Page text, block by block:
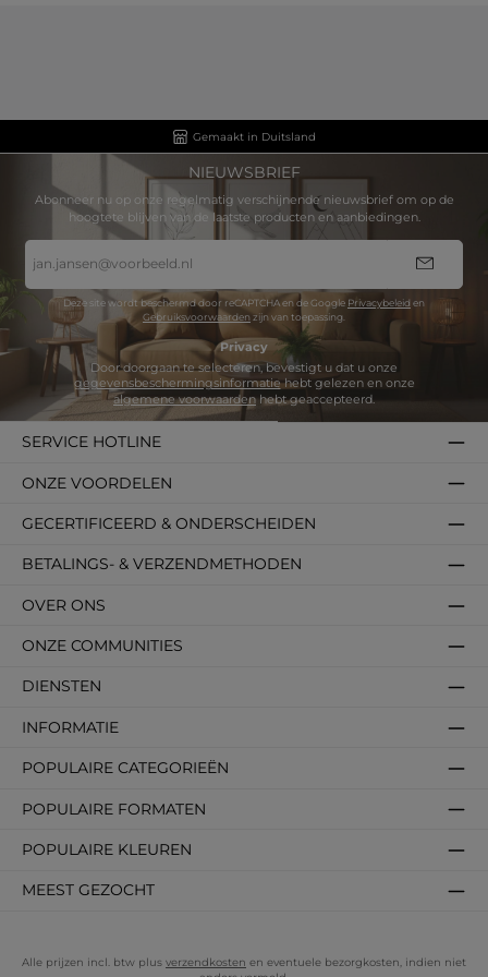
Gemaakt in Duitsland
NIEUWSBRIEF
Abonneer nu op onze regelmatig verschijnende nieuwsbrief om op de
hoogtete blijven van de laatste producten en aanbiedingen.
mailadres
*
Deze site wordt beschermd door reCAPTCHA en de Google Privacybeleid en
Gebruiksvoorwaarden zijn van toepassing.
Privacy
gegevensbeschermingsinformatie
algemene voorwaardenhebt geaccepteerd.
SERVICE HOTLINE
DIENSTEN
INFORMATIE
POPULAIRE CATEGORIEËN
POPULAIRE FORMATEN
POPULAIRE KLEUREN
MEEST GEZOCHT
BETALINGS- & VERZENDMETHODEN
OVER ONS
GECERTIFICEERD & ONDERSCHEIDEN
ONZE VOORDELEN
ONZE COMMUNITIES
Alle prijzen incl. btw plus verzendkosten en eventuele bezorgkosten, indien niet